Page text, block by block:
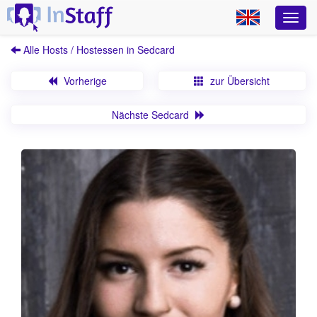
Alle Hosts / Hostessen in Sedcard
Vorherige zur Übersicht
Nächste Sedcard